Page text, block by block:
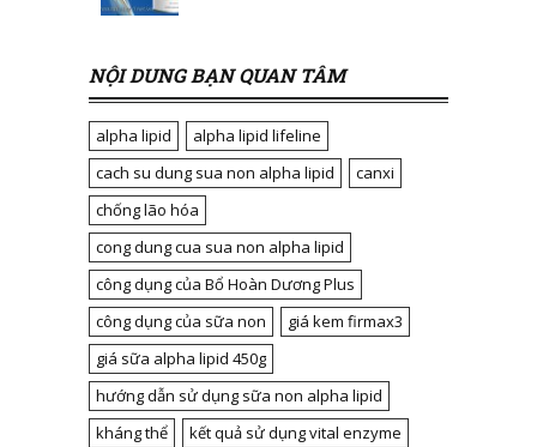
NỘI DUNG BẠN QUAN TÂM
alpha lipid
alpha lipid lifeline
cach su dung sua non alpha lipid
canxi
chống lão hóa
cong dung cua sua non alpha lipid
công dụng của Bổ Hoàn Dương Plus
công dụng của sữa non
giá kem firmax3
giá sữa alpha lipid 450g
hướng dẫn sử dụng sữa non alpha lipid
kháng thể
kết quả sử dụng vital enzyme